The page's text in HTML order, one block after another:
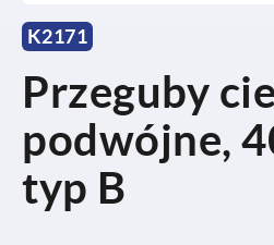
K2171
Przeguby
podwójne,
typ B